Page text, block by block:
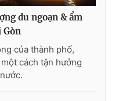
du ngoạn & ẩm
Gòn
của thành phố,
cách tận hưởng